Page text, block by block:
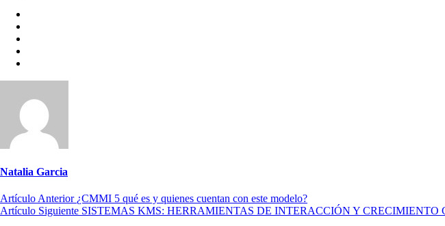
Natalia Garcia
Artículo Anterior ¿CMMI 5 qué es y quienes cuentan con este modelo?
Artículo Siguiente SISTEMAS KMS: HERRAMIENTAS DE INTERACCIÓN Y